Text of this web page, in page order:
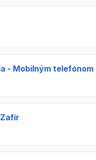
- Mobilným telefónom